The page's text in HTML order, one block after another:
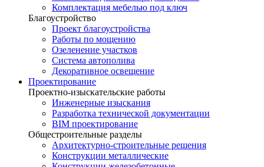
Комплектация мебелью под ключ
Благоустройство
Проект благоустройства
Работы по мощению
Озеленение участков
Система автополива
Декоративное освещение
Проектирование
Проектно-изыскательские работы
Инженерные изыскания
Разработка технической документации
BIM проектирование
Общестроительные разделы
Архитектурно-строительные решения
Конструкции металлические